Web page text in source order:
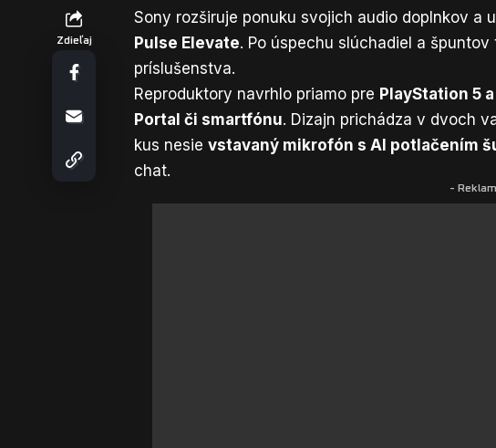
Zdieľaj
Sony rozširuje ponuku svojich audio doplnkov a
Pulse Elevate. Po úspechu slúchadiel a
príslušenstva.
Reproduktory navrhlo priamo pre PlayStation 5 a
Portal či smartfónu. Dizajn prichádza v dvoch
kus nesievstavaný mikrofón s AI potlačením
chat.
-